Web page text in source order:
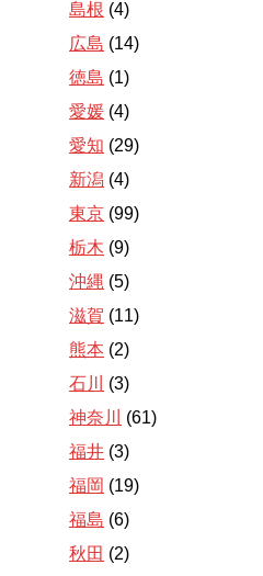
島根 (4)
広島 (14)
徳島 (1)
愛媛 (4)
愛知 (29)
新潟 (4)
東京 (99)
栃木 (9)
沖縄 (5)
滋賀 (11)
熊本 (2)
石川
(3)
神奈川
(61)
福井 (3)
福岡 (19)
福島 (6)
秋田 (2)